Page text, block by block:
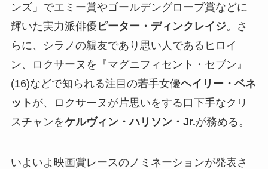
ンズ」でエミー賞やゴールデングローブ賞などに
輝いた実力派俳優 ピーター・ディンクレイジ。さ
らに、シラノの親友であり思い人であるヒロイ
ン、ロクサーヌを『マグニフィセント・セブン』
(16)などで知られる注目の若手女優ヘイリー・ベネ
ット が、ロクサーヌが片思いをする口下手なクリ
スチャンをケルヴィン・ハリソン・Jr.が務める。
いよいよ映画賞レースのノミネーションが発表さ